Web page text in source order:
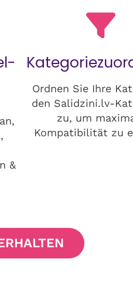
&
Ordnen Sie Ihre
den Salidzini.lv-
zu, um
Kompatibilität zu